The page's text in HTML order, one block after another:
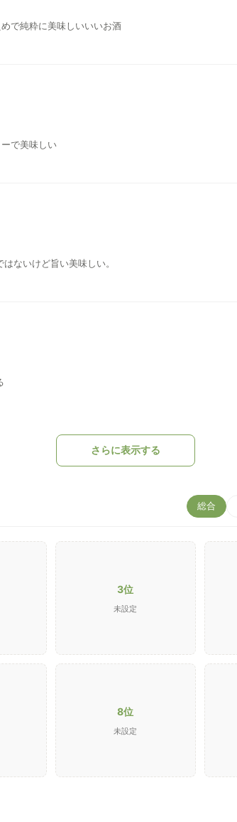
で純粋に美味しいいいお酒
で美味しい
ないけど旨い美味しい。
さらに表示する
総合
3位
未設定
8位
未設定